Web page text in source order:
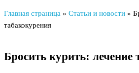
Главная страница » Статьи и новости »
табакокурения
Бросить курить: лечение